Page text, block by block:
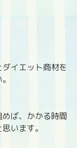
イエット商材を
ば、かかる時間
います。